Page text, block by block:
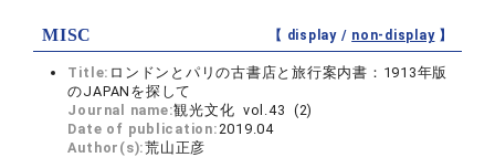
MISC 【 display / non-display】
Title: ロンドンとパリの古書店と旅行案内書：1913年版
のJAPANを探して
Journal name:観光文化 vol.43 (2)
Date of publication:2019.04
Author(s):荒山正彦